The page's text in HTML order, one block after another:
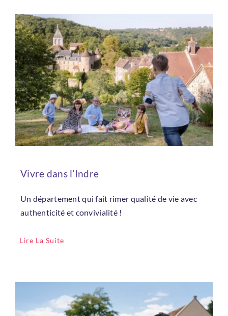
Vivre dans l’Indre
Un département qui fait rimer qualité de vie avec
authenticité et convivialité !
Lire La Suite